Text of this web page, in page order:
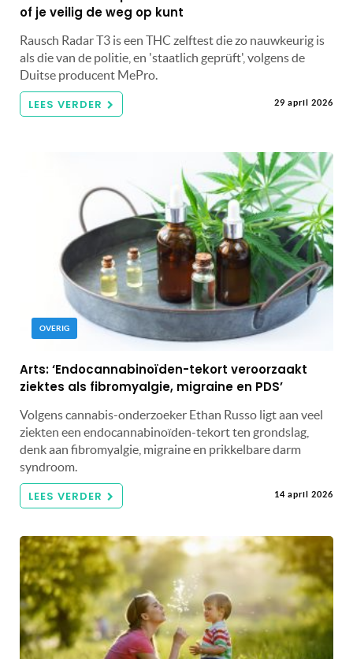
of je veilig de weg op kunt
Rausch Radar T3 is een THC zelftest die zo nauwkeurig is
als die van de politie, en 'staatlich geprüft', volgens de
Duitse producent MePro.
LEES VERDER 29 april 2026
OVERIG
Arts: ‘Endocannabinoïden-tekort veroorzaakt
ziektes als fibromyalgie, migraine en PDS’
Volgens cannabis-onderzoeker Ethan Russo ligt aan veel
ziekten een endocannabinoïden-tekort ten grondslag,
denk aan fibromyalgie, migraine en prikkelbare darm
syndroom.
LEES VERDER 14 april 2026